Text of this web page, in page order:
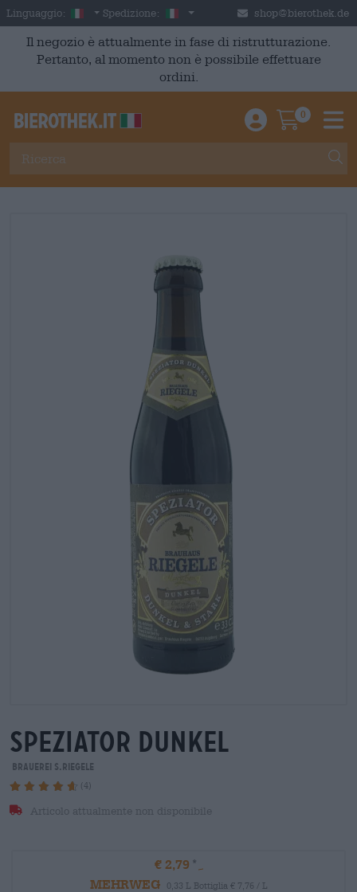
Skip to main content
Linguaggio: Italian
Spedizione: Italia shop@bierothek.de
Il negozio è attualmente in fase di ristrutturazione.
Pertanto, al momento non è possibile effettuare
ordini.
Einloggen /
0
speziator dunkel
Brauerei S.Riegele
(4)
Articolo attualmente non disponibile
€ 2,79
MEHRWEG
0,33 L Bottiglia € 7,76 / L